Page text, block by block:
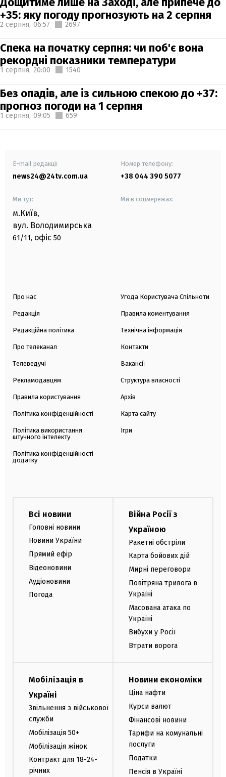
+35: яку погоду прогнозують на 2 серпня
2 серпня, 06:57 2697
Спека на початку серпня: чи поб'є вона
рекордні показники температури
1 серпня, 20:00 1540
Без опадів, але із сильною спекою до +37:
прогноз погоди на 1 серпня
1 серпня, 09:05 659
E-mail редакції
news24@24tv.com.ua
Номер телефону:
+38 044 390 5077
Ми тут:
м.Київ,
вул. Володимирська
61/11, офіс 50
Ми в соцмережах:
Про нас
Редакція
Редакційна політика
Про телеканал
Телеведучі
Рекламодавцям
Правила користування
Політика конфіденційності
Політика використання
штучного інтелекту
Політика конфіденційності
додатку
Угода Користувача Спільноти
Правила коментування
Технічна інформація
Контакти
Вакансії
Структура власності
Архів
Карта сайту
Ігри
Всі новини
Головні новини
Новини України
Прямий ефір
Відеоновини
Аудіоновини
Погода
Війна Росії з
Україною
Ракетні обстріли
Карта бойових дій
Мирні переговори
Повітряна тривога в
Україні
Масована атака по
Україні
Вибухи у Росії
Втрати ворога
Мобілізація в
Україні
Звільнення з військової
служби
Мобілізація 50+
Мобілізація жінок
Контракт для 18-24-
річних
Новини економіки
Ціна нафти
Курси валют
Фінансові новини
Тарифи на комунальні
послуги
Податки
Пенсія в Україні